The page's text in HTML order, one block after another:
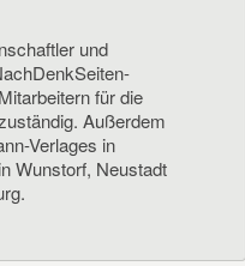
und
für die
Außerdem
Verlages in
Wunstorf, Neustadt